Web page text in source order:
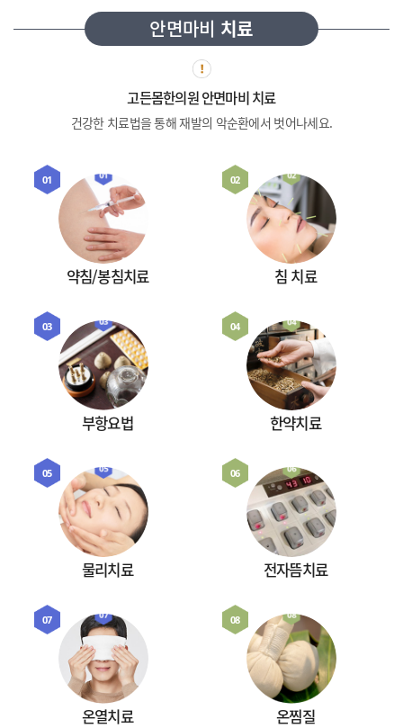
안면마비 치료
고든몸한의원 안면마비 치료
건강한 치료법을 통해 재발의 악순환에서 벗어나세요.
01
약침/봉침치료
02
침 치료
03
부항요법
04
한약치료
05
물리치료
06
전자뜸치료
07
온열치료
08
온찜질